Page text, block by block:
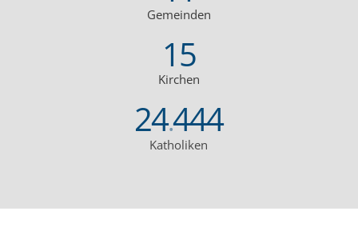
Gemeinden
15
Kirchen
24.444
Katholiken